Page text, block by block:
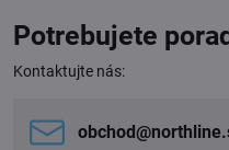
Potrebujete
Kontaktujte nás: